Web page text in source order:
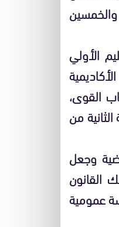
الدورة السابعة والخمسين
الأولي
القوى،
والمرحلة الثانية من
وجعل
القانون
2022-2026 من أجل مدرسة عمومية